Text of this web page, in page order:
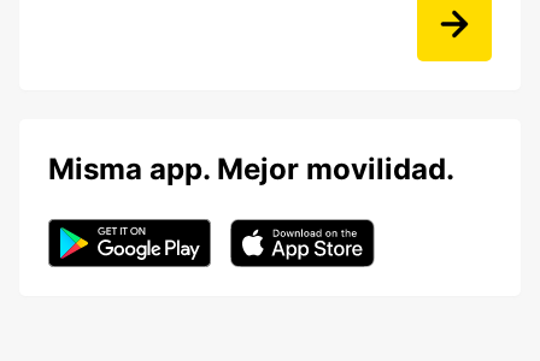
Misma app. Mejor movilidad.